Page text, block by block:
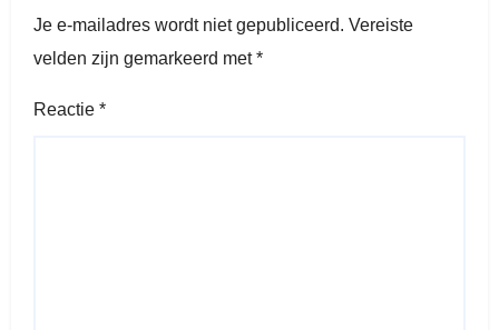
Je e-mailadres wordt niet gepubliceerd. Vereiste
velden zijn gemarkeerd met*
Reactie *